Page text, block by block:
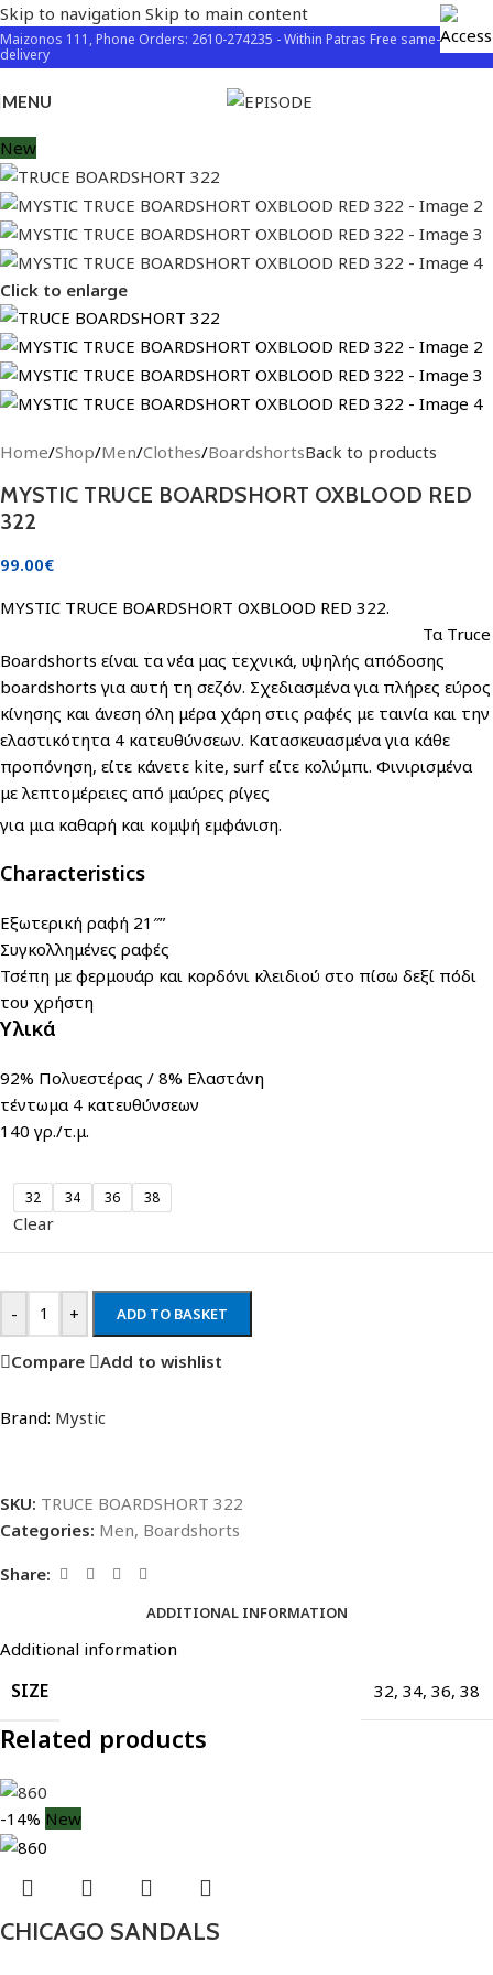
Skip to navigation Skip to main content
Maizonos 111, Phone Orders: 2610-274235 - Within Patras Free same-day
delivery
MENU
New
Click to enlarge
Home/Shop/Men/Clothes/BoardshortsBack to products
MYSTIC TRUCE BOARDSHORT OXBLOOD RED
322
99.00€
MYSTIC TRUCE BOARDSHORT OXBLOOD RED 322.
Τα Truce
Boardshorts είναι τα νέα μας τεχνικά, υψηλής απόδοσης
boardshorts για αυτή τη σεζόν. Σχεδιασμένα για πλήρες εύρος
κίνησης και άνεση όλη μέρα χάρη στις ραφές με ταινία και την
ελαστικότητα 4 κατευθύνσεων. Κατασκευασμένα για κάθε
προπόνηση, είτε κάνετε kite, surf είτε κολύμπι. Φινιρισμένα
με λεπτομέρειες από μαύρες ρίγες
για μια καθαρή και κομψή εμφάνιση.
Characteristics
Εξωτερική ραφή 21″”
Συγκολλημένες ραφές
Τσέπη με φερμουάρ και κορδόνι κλειδιού στο πίσω δεξί πόδι
του χρήστη
Υλικά
92% Πολυεστέρας / 8% Ελαστάνη
τέντωμα 4 κατευθύνσεων
140 γρ./τ.μ.
32 34 36 38
Clear
- + ADD TO BASKET
Compare Add to wishlist
Brand: Mystic
SKU: TRUCE BOARDSHORT 322
Categories: Men, Boardshorts
Share:
ADDITIONAL INFORMATION
Additional information
SIZE 32, 34, 36, 38
Related products
-14% New
CHICAGO SANDALS